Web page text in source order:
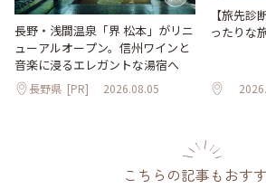
長野・浅間温泉「界 松本」がリニ
ューアルオープン。信州ワインと
音楽に浸るエレガントな湯宿へ
長野県 [PR] 2026.08.05
【旅先診
ったりな
こちらの記事もおす